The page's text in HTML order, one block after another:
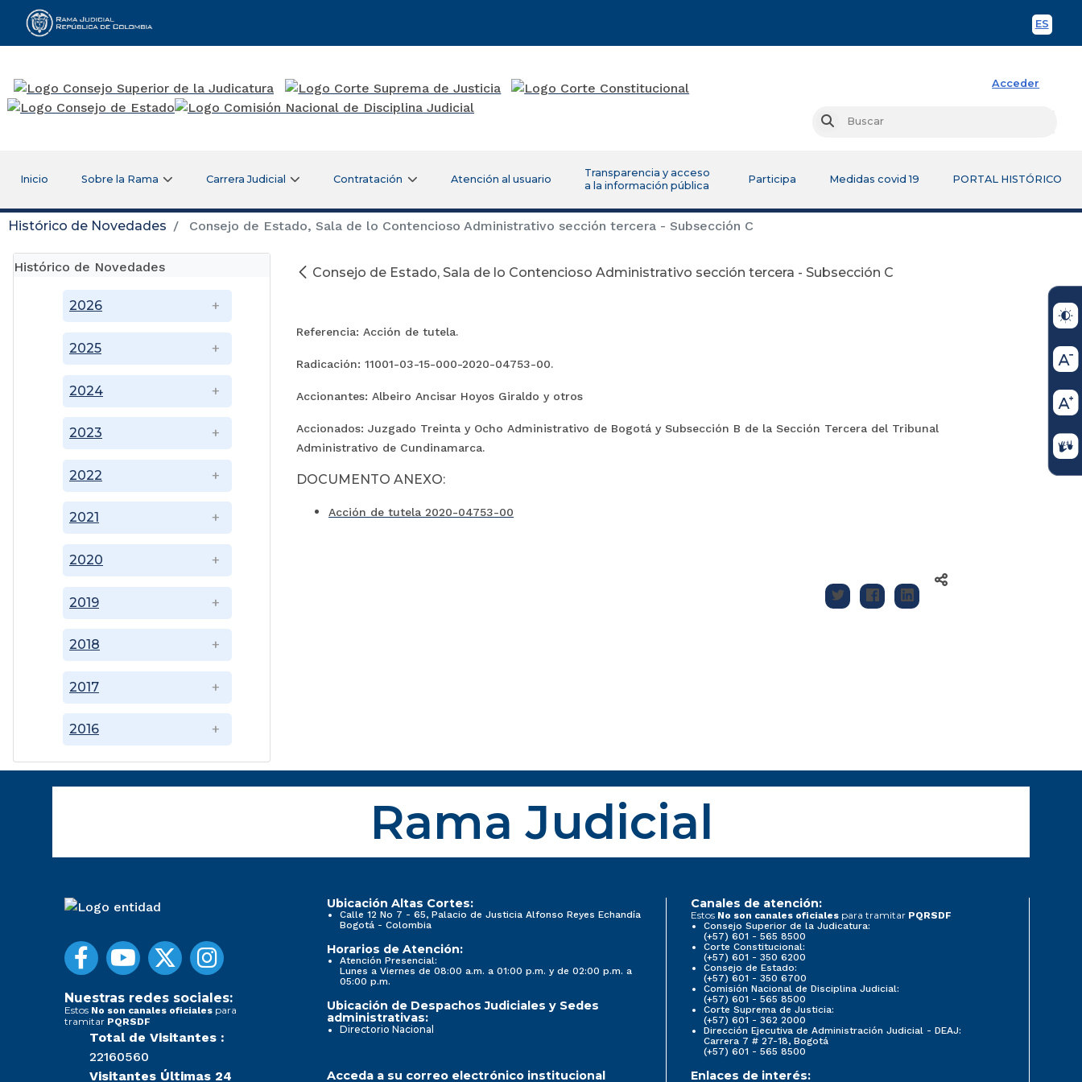
ES
Rama Judicial
Acceder
Buscar
Inicio Sobre la Rama Carrera Judicial Contratación Atención al usuario
Transparencia y acceso
a la información pública
Participa Medidas covid 19 PORTAL HISTÓRICO
Histórico de Novedades Consejo de Estado, Sala de lo Contencioso Administrativo sección tercera - Subsección C
Histórico de Novedades
2016
2017
2018
2019
2020
2021
2022
2023
2024
2025
2026
Consejo de Estado, Sala de lo Contencioso Administrativo sección tercera - Subsección C
Referencia: Acción de tutela.
Radicación: 11001-03-15-000-2020-04753-00.
Accionantes: Albeiro Ancisar Hoyos Giraldo y otros
Accionados: Juzgado Treinta y Ocho Administrativo de Bogotá y Subsección B de la Sección Tercera del Tribunal
Administrativo de Cundinamarca.
DOCUMENTO ANEXO:
Acción de tutela 2020-04753-00
Rama Judicial
Nuestras redes sociales:
Estos No son canales oficiales para
tramitar PQRSDF
Total de Visitantes :
22160560
Visitantes Últimas 24
Ubicación Altas Cortes:
Calle 12 No 7 - 65, Palacio de Justicia Alfonso Reyes Echandía
Bogotá - Colombia
Horarios de Atención:
Atención Presencial:
Lunes a Viernes de 08:00 a.m. a 01:00 p.m. y de 02:00 p.m. a
05:00 p.m.
Ubicación de Despachos Judiciales y Sedes
administrativas:
Directorio Nacional
Canales de atención:
Estos No son canales oficiales para tramitar PQRSDF
Consejo Superior de la Judicatura:
(+57) 601 - 565 8500
Corte Constitucional:
(+57) 601 - 350 6200
Consejo de Estado:
(+57) 601 - 350 6700
Comisión Nacional de Disciplina Judicial:
(+57) 601 - 565 8500
Corte Suprema de Justicia:
(+57) 601 - 362 2000
Dirección Ejecutiva de Administración Judicial - DEAJ:
Carrera 7 # 27-18, Bogotá
(+57) 601 - 565 8500
Acceda a su correo electrónico institucional Enlaces de interés: